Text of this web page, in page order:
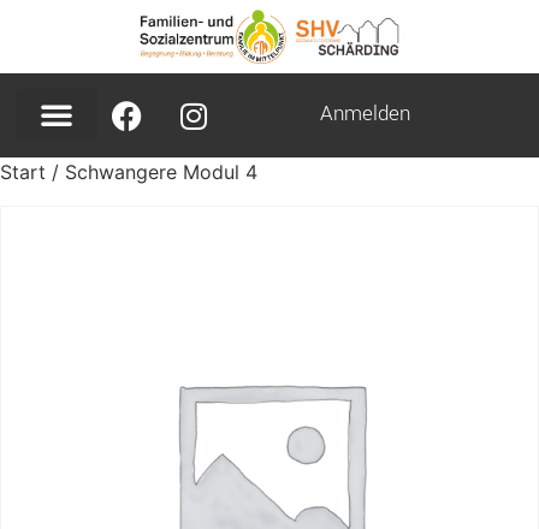
Anmelden
Start / Schwangere Modul 4